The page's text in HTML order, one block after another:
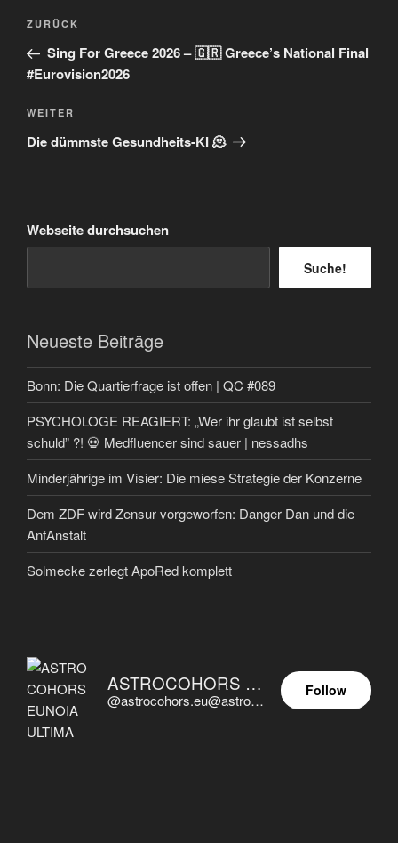
Beitragsnavigation
Vorheriger
Beitrag
ZURÜCK
Sing For Greece 2026 – 🇬🇷 Greece’s National Final
#Eurovision2026
Nächster
Beitrag
WEITER
Die dümmste Gesundheits-KI 🫠
Webseite durchsuchen
Suche!
Neueste Beiträge
Bonn: Die Quartierfrage ist offen | QC #089
PSYCHOLOGE REAGIERT: „Wer ihr glaubt ist selbst
schuld” ?! 💀 Medfluencer sind sauer | nessadhs
Minderjährige im Visier: Die miese Strategie der Konzerne
Dem ZDF wird Zensur vorgeworfen: Danger Dan und die
AnfAnstalt
Solmecke zerlegt ApoRed komplett
ASTROCOHORS EUNOIA ULTIMA
@astrocohors.eu@astrocohors.eu
Follow